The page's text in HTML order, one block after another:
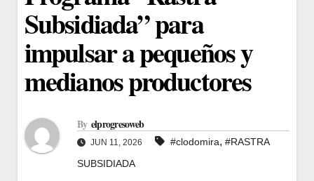
Subsidiada” para
impulsar a pequeños y
medianos productores
By elprogresoweb
JUN 11, 2026 #clodomira, #RASTRA
SUBSIDIADA